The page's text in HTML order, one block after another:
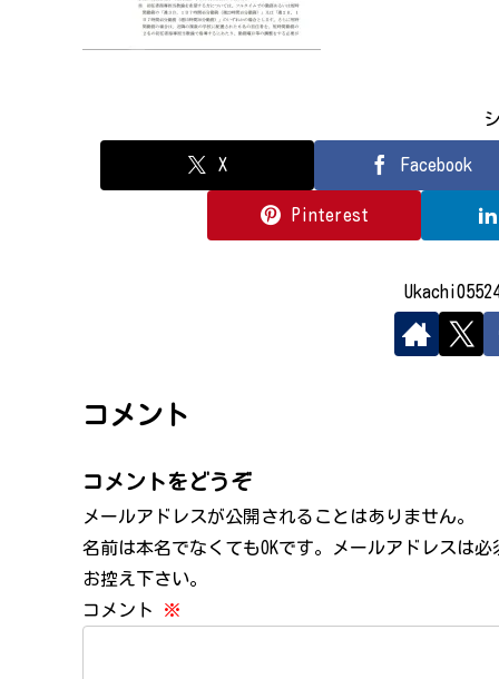
X Facebook
Pinterest
コメント
コメントをどうぞ
メールアドレスが公開されることはありません。
名前は本名でなくてもOKです。メールアドレスは
お控え下さい。
コメント
※